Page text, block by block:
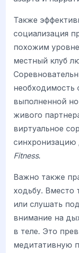
Также
социализация
похожим
местный клуб
необходимость
выполненной
живого
виртуальное
синхронизацию
Fitness.
Важно также
ходьбу. Вместо
или слушать
внимание на
в теле. Это
медитативную